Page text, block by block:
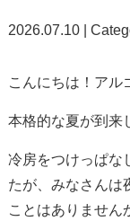
2026.07.10 |
こんにちは！アル
本格的な夏が到来
冷房をつけっぱな
たが、みなさんは
ことはありません